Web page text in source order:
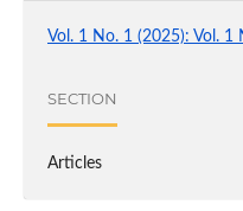
Vol. 1 No. 1 (2025): Vol. 1
SECTION
Articles